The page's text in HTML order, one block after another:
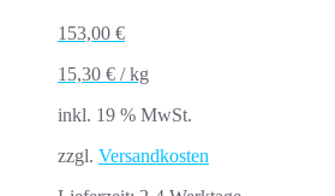
153,00 €
15,30 € /kg
inkl. 19 % MwSt.
zzgl. Versandkosten